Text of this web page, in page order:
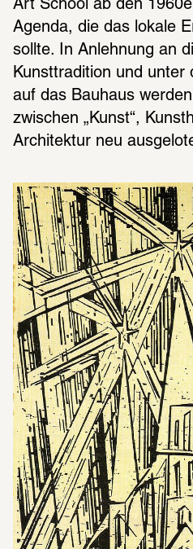
Art School ab den
Agenda, die das lokale
sollte. In Anlehnung an
Kunsttradition und unter
auf das Bauhaus
zwischen „Kunst“,
Architektur neu